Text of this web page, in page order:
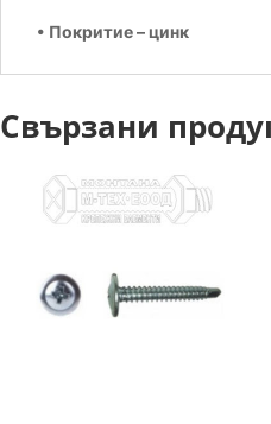
• Покритие – цинк
Свързани